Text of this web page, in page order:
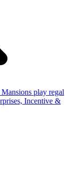
play regal
Incentive &